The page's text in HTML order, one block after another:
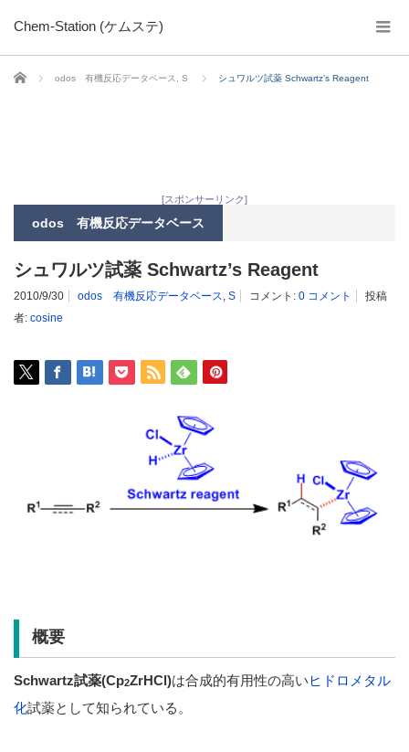
Chem-Station (ケムステ)
ホーム odos 有機反応データベース S シュワルツ試薬 Schwartz’s Reagent
[スポンサーリンク]
odos 有機反応データベース
シュワルツ試薬 Schwartz’s Reagent
2010/9/30 odos 有機反応データベース, S コメント: 0 コメント
投稿
者: cosine
概要
Schwartz試薬(Cp2ZrHCl)は合成的有用性の高い ヒドロメタル
化試薬として知られている。